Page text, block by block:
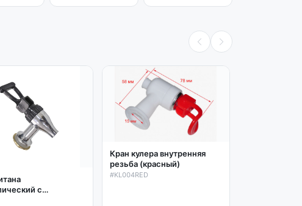
с
без фиксации
Кран кулера внутренняя
резьба (красный)
#KL004RED